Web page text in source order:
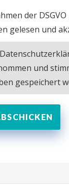
der
gelesen und
und
gespeichert